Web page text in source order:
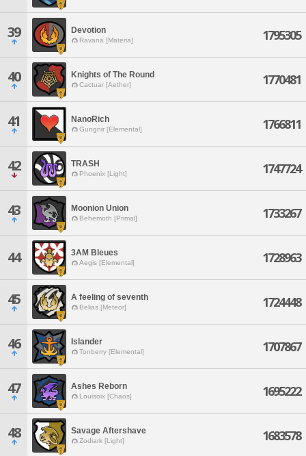
39 Devotion
Ravana [Materia] 1795305
40 Knights of The Round
Cactuar [Aether] 1770481
41 NanoRich
Gungnir [Elemental] 1766811
42 TRASH
Phoenix [Light] 1747724
43 Moonion Union
Behemoth [Primal] 1733267
44 3AM Bleues
Aegis [Elemental] 1728963
45 A feeling of seventh
Belias [Meteor] 1724448
46 Islander
Tonberry [Elemental] 1707867
47 Ashes Reborn
Louisoix [Chaos] 1695222
48 Savage Aftershave
Zodiark [Light] 1683578